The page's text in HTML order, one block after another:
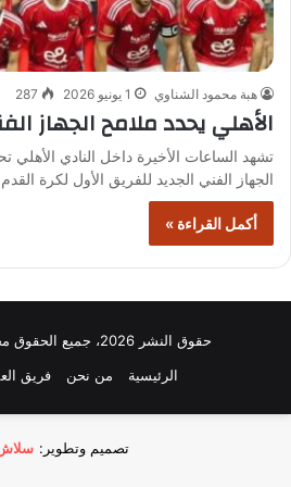
هبة محمود الشناوي 1 يونيو 2026 287
الأهلي يحدد ملامح الجهاز
تشهد الساعات الأخيرة داخل النادي
الجهاز الفني الجديد للفريق الأول لكرة
أكمل القراءة »
حقوق النشر 2026، جميع الحقوق محفوظة © نبأ مصر
الرئيسية
من نحن فريق
تصميم وتطوير: